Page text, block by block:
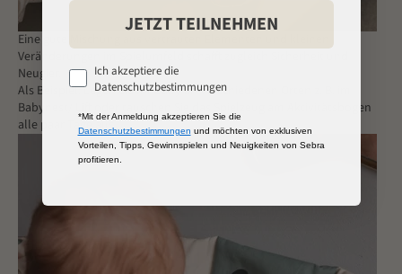
Eine gute Mischung aus vertrauten Elementen und kleinen
Veränderungen im Spielumfeld schafft zugleich Sicherheit und
Neugier.
Als Beispiel: Legen Sie Ihr Baby an verschiedenen Orten z. B. im
Babynest/ Lift oder tauschen Sie das Spielzeug am Aktivitätsbogen
alle paar Tage aus.
JETZT TEILNEHMEN
Ich akzeptiere die
Datenschutzbestimmungen
*Mit der Anmeldung akzeptieren Sie die
Datenschutzbestimmungen und möchten von exklusiven
Vorteilen, Tipps, Gewinnspielen und Neuigkeiten von Sebra
profitieren.